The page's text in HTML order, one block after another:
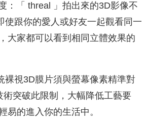
：「 threal 」拍出來的3D影像不
使跟你的愛人或好友一起觀看同一
大家都可以看到相同立體效果的
裸視3D膜片須與螢幕像素精準對
術突破此限制，大幅降低工藝要
易的進入你的生活中。